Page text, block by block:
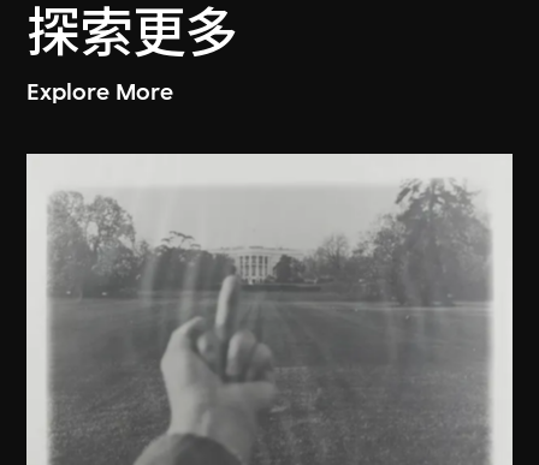
探索更多
Explore More